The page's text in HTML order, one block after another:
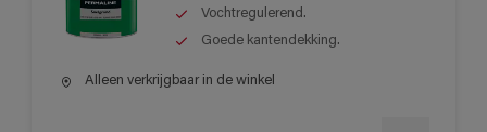
Vochtregulerend.
Goede kantendekking.
Alleen verkrijgbaar in de winkel